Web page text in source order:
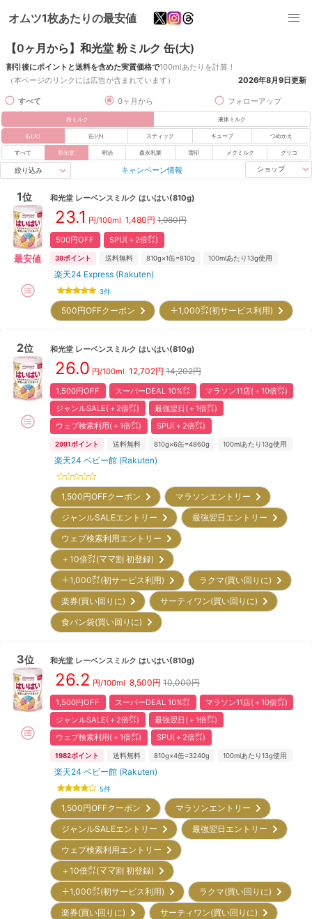
オムツ1枚あたりの最安値
【0ヶ月から】和光堂 粉ミルク 缶(大)
割引後にポイントと送料を含めた実質価格で100mlあたりを計算！
（本ページのリンクには広告が含まれています）
2026年8月9日更新
すべて 0ヶ月から フォローアップ
粉ミルク 液体ミルク
缶(大) 缶(小) スティック キューブ つめかえ
すべて 和光堂 明治 森永乳業 雪印 メグミルク グリコ
絞り込み キャンペーン情報 ショップ
1位
最安値
和光堂 レーベンスミルク はいはい(810g)
23.1 円/100ml 1,480円 1,980円
500円OFF SPU(＋2倍㌽)
39ポイント 送料無料 810g×1缶=810g 100mlあたり13g使用
楽天24 Express (Rakuten)
3件
500円OFFクーポン ＋1,000㌽(初サービス利用)
2位 和光堂 レーベンスミルク はいはい(810g)
26.0 円/100ml 12,702円 14,202円
1,500円OFF スーパーDEAL 10%㌽
マラソン11店(＋10倍㌽)
ジャンルSALE(＋2倍㌽)
最強翌日(＋1倍㌽)
ウェブ検索利用(＋1倍㌽)
SPU(＋2倍㌽)
2991ポイント 送料無料 810g×6缶=4860g 100mlあたり13g使用
楽天24 ベビー館 (Rakuten)
1,500円OFFクーポン
マラソンエントリー
ジャンルSALEエントリー
最強翌日エントリー
ウェブ検索利用エントリー
＋10倍㌽(ママ割 初登録)
＋1,000㌽(初サービス利用)
ラクマ(買い回りに)
楽券(買い回りに)
サーティワン(買い回りに)
食パン袋(買い回りに)
3位 和光堂 レーベンスミルク はいはい(810g)
26.2 円/100ml 8,500円 10,000円
1,500円OFF スーパーDEAL 10%㌽
マラソン11店(＋10倍㌽)
ジャンルSALE(＋2倍㌽)
最強翌日(＋1倍㌽)
ウェブ検索利用(＋1倍㌽)
SPU(＋2倍㌽)
1982ポイント 送料無料 810g×4缶=3240g 100mlあたり13g使用
楽天24 ベビー館 (Rakuten)
5件
1,500円OFFクーポン
マラソンエントリー
ジャンルSALEエントリー
最強翌日エントリー
ウェブ検索利用エントリー
＋10倍㌽(ママ割 初登録)
＋1,000㌽(初サービス利用)
ラクマ(買い回りに)
楽券(買い回りに)
サーティワン(買い回りに)